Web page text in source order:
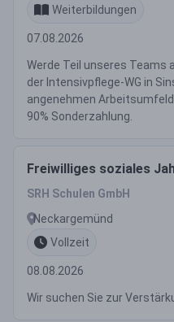
Weiterbildungen
07.08.2026
Werde Teil unseres
der Intensivpflege-WG in
angenehmen
90% Sonderzahlung.
Freiwilliges soziales
SRH Schulen GmbH
Neckargemünd
Vollzeit
08.08.2026
Wir suchen Sie zur